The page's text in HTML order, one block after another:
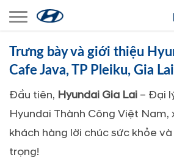
Toggle navigation
Trưng bày và giới thiệu
Cafe Java, TP Pleiku, Gia Lai
Ðầu tiên, Hyundai Gia Lai – Ðại
Hyundai Thành Công Việt Nam,
khách hàng lời chúc sức khỏe
trọng!